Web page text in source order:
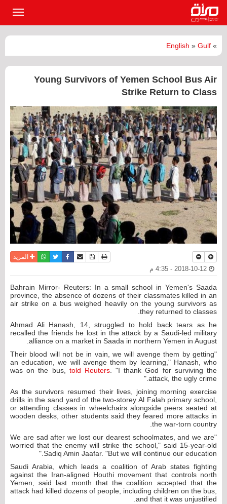
»
English » Gulf
Young Survivors of Yemen School Bus Air
Strike Return to Class
نسخة للطباعة
حفظ الموضوع
أرسل الى صديق
فيسبوكتويترواتسابالمزيد
Bahrain Mirror- Reuters: In a small school in Yemen's Saada
province, the absence of dozens of their classmates killed in an
air strike on a bus weighed heavily on the young survivors as
they returned to classes.
Ahmad Ali Hanash, 14, struggled to hold back tears as he
recalled the friends he lost in the attack by a Saudi-led military
alliance on a market in Saada in northern Yemen in August.
"Their blood will not be in vain, we will avenge them by getting
an education, we will avenge them by learning," Hanash, who
was on the bus, told Reuters. "I thank God for surviving the
attack, the ugly crime."
As the survivors resumed their lives, joining morning exercise
drills in the sand yard of the two-storey Al Falah primary school,
or attending classes in wheelchairs alongside peers seated at
wooden desks, other students said they feared more attacks in
the war-torn country.
"We are sad after we lost our dearest schoolmates, and we are
worried that the enemy will strike the school," said 15-year-old
Sadiq Amin Jaafar. "But we will continue our education."
Saudi Arabia, which leads a coalition of Arab states fighting
against the Iran-aligned Houthi movement that controls north
Yemen, said last month that the coalition accepted that the
attack had killed dozens of people, including children on the bus,
and that it was unjustified.